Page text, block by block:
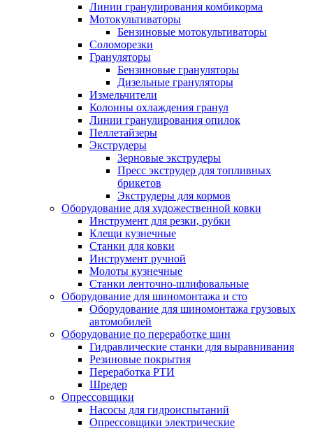
Линии гранулирования комбикорма
Мотокультиваторы
Бензиновые мотокультиваторы
Соломорезки
Грануляторы
Бензиновые грануляторы
Дизельные грануляторы
Измельчители
Колонны охлаждения гранул
Линии гранулирования опилок
Пеллетайзеры
Экструдеры
Зерновые экструдеры
Пресс экструдер для топливных
брикетов
Экструдеры для кормов
Оборудование для художественной ковки
Инструмент для резки, рубки
Клещи кузнечные
Станки для ковки
Инструмент ручной
Молоты кузнечные
Станки ленточно-шлифовальные
Оборудование для шиномонтажа и сто
Оборудование для шиномонтажа грузовых
автомобилей
Оборудование по переработке шин
Гидравлические станки для выравнивания
Резиновые покрытия
Переработка РТИ
Шредер
Опрессовщики
Насосы для гидроиспытаний
Опрессовщики электрические